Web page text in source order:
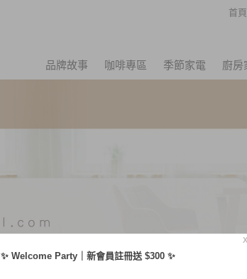
首頁
品牌故事
咖啡專區 季節家電 廚房
X
✨ Welcome Party｜新會員註冊送 $300 ✨